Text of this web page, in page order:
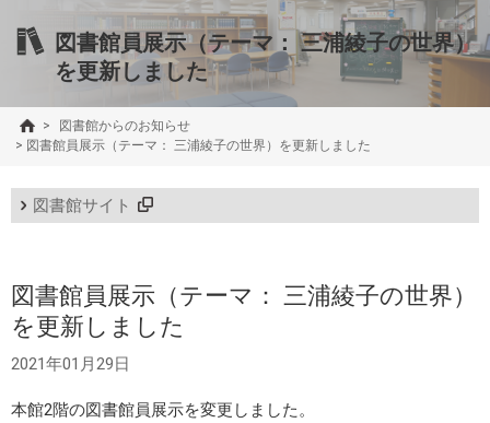
図書館員展示（テーマ： 三浦綾子の世界）
を更新しました
>
図書館からのお知らせ
> 図書館員展示（テーマ： 三浦綾子の世界）を更新しました
図書館サイト
図書館員展示（テーマ： 三浦綾子の世界）
を更新しました
2021年01月29日
本館2階の図書館員展示を変更しました。